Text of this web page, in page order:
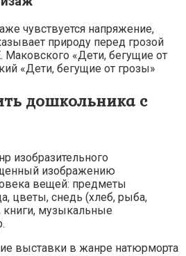
чувствуется напряжение,
природу перед грозой
Маковского «Дети, бегущие от
дошкольника с
изобразительного
изображению
вещей: предметы
цветы, снедь (хлеб, рыба,
музыкальные
выставки в жанре натюрморта